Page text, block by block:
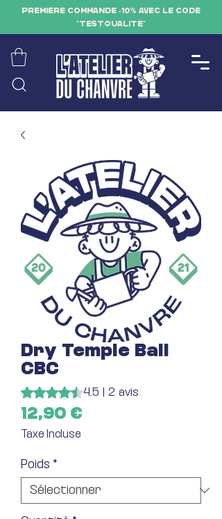
PREMIÈRE COMMANDE -10% AVEC LE CODE
"TESTQUALITE"
Dry Temple Ball
CBC
La note est de 4.5 sur cinq étoiles sur la
4.5 | 2 avis
12,90 €
Taxe Incluse
Poids *